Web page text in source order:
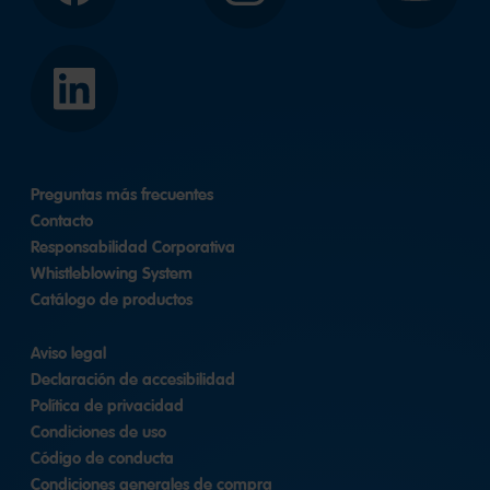
LinkedIn
Preguntas más frecuentes
Contacto
Responsabilidad Corporativa
Whistleblowing System
Catálogo de productos
Aviso legal
Declaración de accesibilidad
Política de privacidad
Condiciones de uso
Código de conducta
Condiciones generales de compra